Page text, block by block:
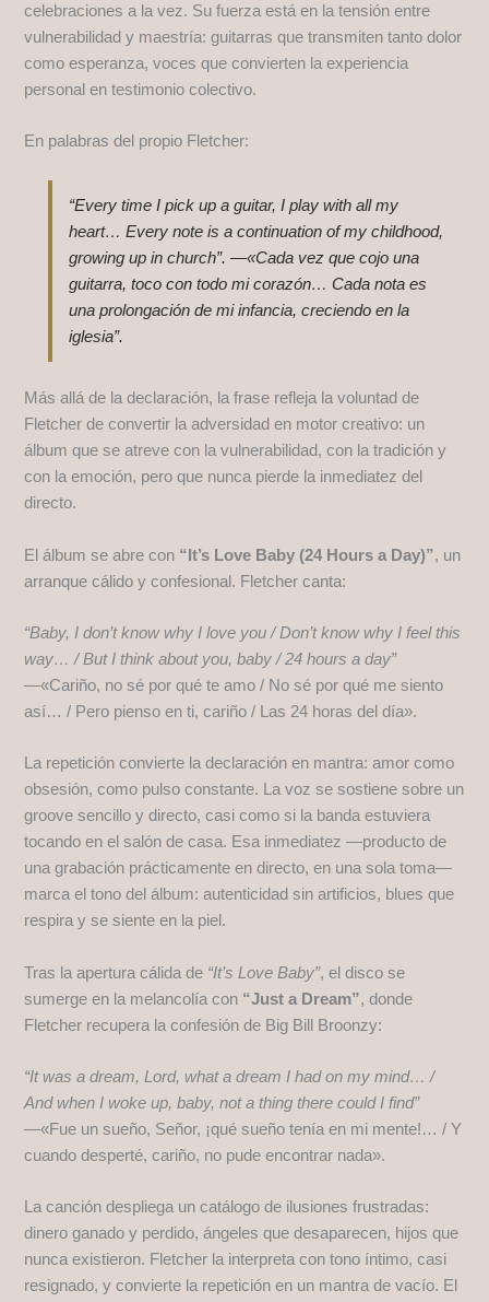
celebraciones a la vez. Su fuerza está en la tensión entre
vulnerabilidad y maestría: guitarras que transmiten tanto dolor
como esperanza, voces que convierten la experiencia
personal en testimonio colectivo.
En palabras del propio Fletcher:
“Every time I pick up a guitar, I play with all my
heart… Every note is a continuation of my childhood,
growing up in church”. —«Cada vez que cojo una
guitarra, toco con todo mi corazón… Cada nota es
una prolongación de mi infancia, creciendo en la
iglesia”.
Más allá de la declaración, la frase refleja la voluntad de
Fletcher de convertir la adversidad en motor creativo: un
álbum que se atreve con la vulnerabilidad, con la tradición y
con la emoción, pero que nunca pierde la inmediatez del
directo.
El álbum se abre con “It’s Love Baby (24 Hours a Day)”, un
arranque cálido y confesional. Fletcher canta:
“Baby, I don’t know why I love you / Don’t know why I feel this
way… / But I think about you, baby / 24 hours a day”
—«Cariño, no sé por qué te amo / No sé por qué me siento
así… / Pero pienso en ti, cariño / Las 24 horas del día».
La repetición convierte la declaración en mantra: amor como
obsesión, como pulso constante. La voz se sostiene sobre un
groove sencillo y directo, casi como si la banda estuviera
tocando en el salón de casa. Esa inmediatez —producto de
una grabación prácticamente en directo, en una sola toma—
marca el tono del álbum: autenticidad sin artificios, blues que
respira y se siente en la piel.
Tras la apertura cálida de “It’s Love Baby”, el disco se
sumerge en la melancolía con “Just a Dream”, donde
Fletcher recupera la confesión de Big Bill Broonzy:
“It was a dream, Lord, what a dream I had on my mind… /
And when I woke up, baby, not a thing there could I find”
—«Fue un sueño, Señor, ¡qué sueño tenía en mi mente!… / Y
cuando desperté, cariño, no pude encontrar nada».
La canción despliega un catálogo de ilusiones frustradas:
dinero ganado y perdido, ángeles que desaparecen, hijos que
nunca existieron. Fletcher la interpreta con tono íntimo, casi
resignado, y convierte la repetición en un mantra de vacío. El